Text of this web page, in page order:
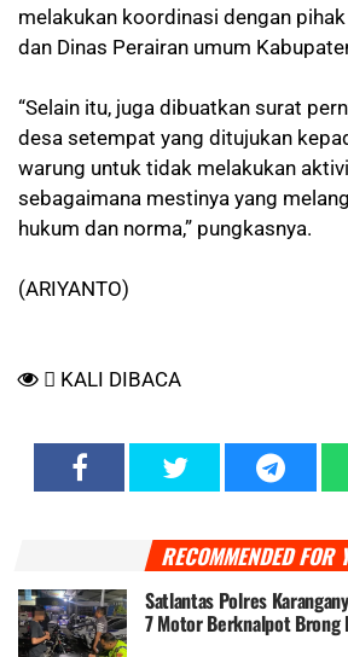
melakukan koordinasi dengan
dan Dinas Perairan umum
“Selain itu, juga dibuatkan surat
desa setempat yang ditujukan
warung untuk tidak melakukan
sebagaimana mestinya yang
hukum dan norma,” pungkasnya.
(ARIYANTO)
KALI DIBACA
RECOMMENDED FOR
Satlantas Polres
7 Motor Berknalpot Brong